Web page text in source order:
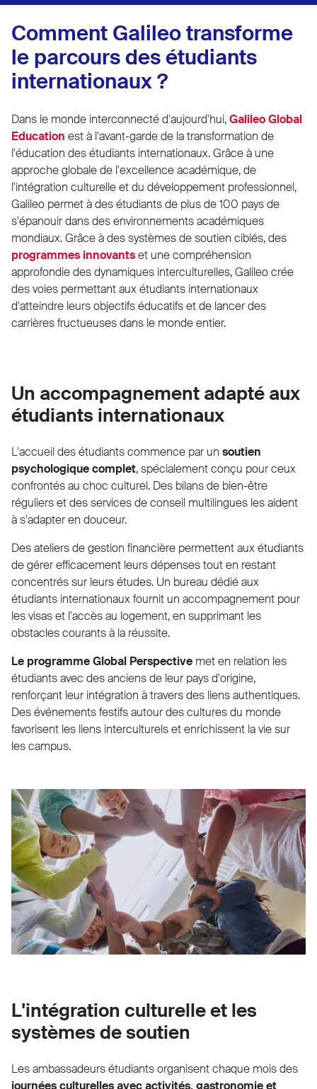
Comment Galileo transforme
le parcours des étudiants
internationaux ?
Dans le monde interconnecté d'aujourd'hui,Galileo Global
Education est à l'avant-garde de la transformation de
l'éducation des étudiants internationaux. Grâce à une
approche globale de l'excellence académique, de
l'intégration culturelle et du développement professionnel,
Galileo permet à des étudiants de plus de 100 pays de
s'épanouir dans des environnements académiques
mondiaux. Grâce à des systèmes de soutien ciblés, des
programmes innovantset une compréhension
approfondie des dynamiques interculturelles, Galileo crée
des voies permettant aux étudiants internationaux
d'atteindre leurs objectifs éducatifs et de lancer des
carrières fructueuses dans le monde entier.
Un accompagnement adapté aux
étudiants internationaux
L'accueil des étudiants commence par un soutien
psychologique complet, spécialement conçu pour ceux
confrontés au choc culturel. Des bilans de bien-être
réguliers et des services de conseil multilingues les aident
à s'adapter en douceur.
Des ateliers de gestion financière permettent aux étudiants
de gérer efficacement leurs dépenses tout en restant
concentrés sur leurs études. Un bureau dédié aux
étudiants internationaux fournit un accompagnement pour
les visas et l'accès au logement, en supprimant les
obstacles courants à la réussite.
Le programme Global Perspective met en relation les
étudiants avec des anciens de leur pays d'origine,
renforçant leur intégration à travers des liens authentiques.
Des événements festifs autour des cultures du monde
favorisent les liens interculturels et enrichissent la vie sur
les campus.
L'intégration culturelle et les
systèmes de soutien
Les ambassadeurs étudiants organisent chaque mois des
journées culturelles avec activités, gastronomie et